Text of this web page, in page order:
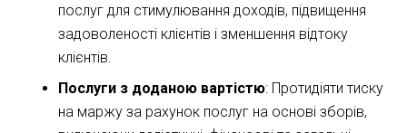
послуг для стимулювання доходів, підвищення
задоволеності клієнтів і зменшення відтоку
клієнтів.
Послуги з доданою вартістю: Протидіяти тиску
на маржу за рахунок послуг на основі зборів,